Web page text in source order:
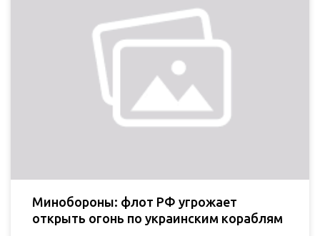
Минобороны: флот РФ угрожает
открыть огонь по украинским кораблям